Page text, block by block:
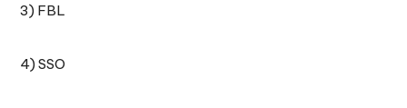
3) FBL
4) SSO